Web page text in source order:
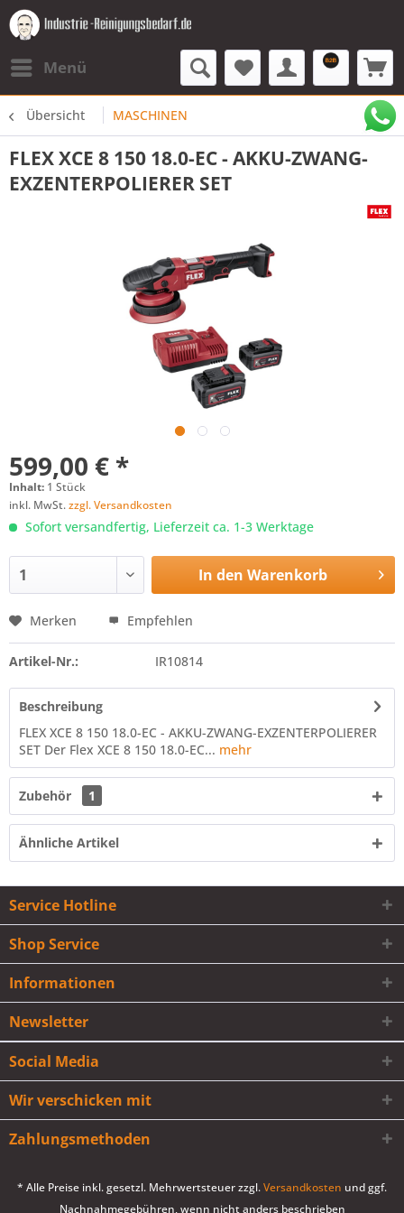
Menü
Übersicht MASCHINEN
FLEX XCE 8 150 18.0-EC - AKKU-ZWANG-
EXZENTERPOLIERER SET
599,00 € *
Inhalt: 1 Stück
inkl. MwSt.zzgl. Versandkosten
Sofort versandfertig, Lieferzeit ca. 1-3 Werktage
In den Warenkorb
Merken Empfehlen
Artikel-Nr.: IR10814
Beschreibung
FLEX XCE 8 150 18.0-EC - AKKU-ZWANG-EXZENTERPOLIERER
SET Der Flex XCE 8 150 18.0-EC... mehr
Zubehör 1
Ähnliche Artikel
Service Hotline
Shop Service
Informationen
Newsletter
Social Media
Wir verschicken mit
Zahlungsmethoden
* Alle Preise inkl. gesetzl. Mehrwertsteuer zzgl.Versandkosten und ggf.
Nachnahmegebühren, wenn nicht anders beschrieben